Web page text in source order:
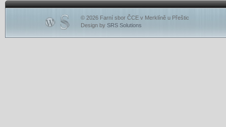
© 2026 Farní sbor ČCE v Merklíně u Přeštic
Design by SRS Solutions